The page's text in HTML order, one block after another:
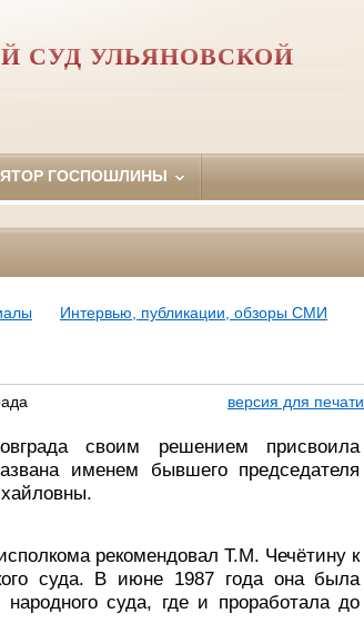
СУД УЛЬЯНОВСКОЙ
ГОСПОШЛИНЫ
Интервью, публикации, обзоры СМИ
версия для печати
своим решением присвоила
именем бывшего председателя
рекомендовал Т.М. Чечётину к
суда. В июне 1987 года она была
народного суда, где и проработала до